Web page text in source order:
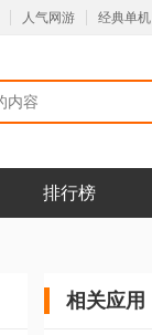
人气网游 经典单机
排行榜
相关应用